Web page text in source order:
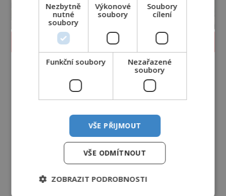
PROLISTOVAT ČASOPIS
Nezbytně
nutné
soubory
Výkonové
soubory
Soubory
cílení
Funkční soubory
Nezařazené
soubory
VŠE PŘIJMOUT
VŠE ODMÍTNOUT
ZOBRAZIT PODROBNOSTI